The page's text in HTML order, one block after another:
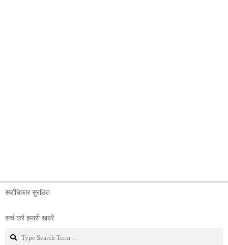
सर्वाधिकार सुरक्षित
सर्च करें हमारी खबरें